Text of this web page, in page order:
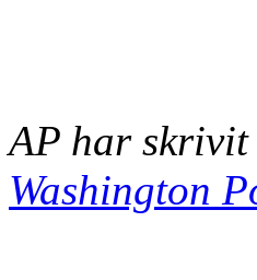
AP har skrivit
Washington